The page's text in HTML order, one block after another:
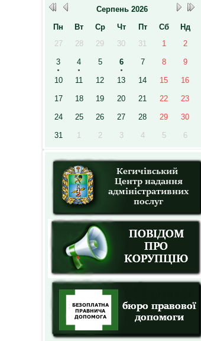
Серпень 2026
Пн
Вт Ср Чт Пт Сб
Нд
27
28 29 30 31 1 2
3 4 5 6 7 8 9
10 11 12 13 14 15 16
17 18 19 20 21 22 23
24 25 26 27 28 29 30
31 1 2 3 4 5 6